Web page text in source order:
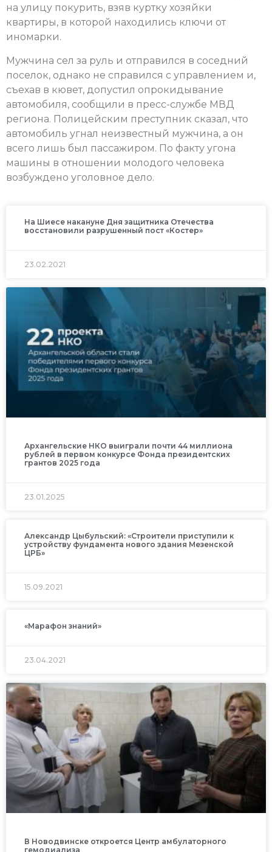
на улицу покурить, взяв куртку хозяйки
квартиры, в которой находились ключи от
иномарки.
Мужчина сел за руль и отправился в соседний
поселок, однако не справился с управлением и,
съехав в кювет, допустил опрокидывание
автомобиля, сообщили в пресс-службе МВД
региона. Полицейским преступник сказал, что
автомобиль угнал неизвестный мужчина, а он
всего лишь был пассажиром. По факту угона
машины в отношении молодого человека
возбуждено уголовное дело.
На Шиесе накануне Дня защитника Отечества
восстановили разрушенный пост «Костер»
23.02.2021
Архангельские НКО выиграли почти 44 миллиона
рублей в первом конкурсе Фонда президентских
грантов 2025 года
23.01.2025
Александр Цыбульский: «Строители приступили к
устройству фундамента нового здания Мезенской
ЦРБ»
15.09.2021
«Марафон знаний»
23.04.2021
В Новодвинске откроется Центр амбулаторного
гемодиализа